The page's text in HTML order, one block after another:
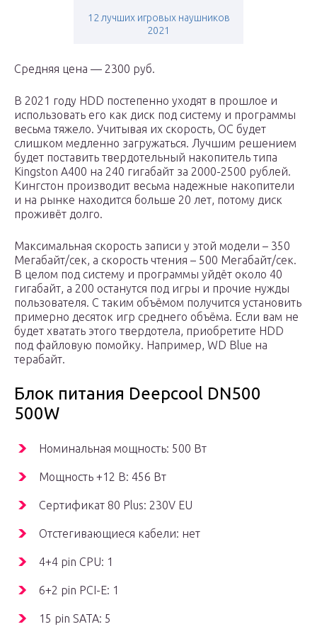
12 лучших игровых наушников
2021
Средняя цена — 2300 руб.
В 2021 году HDD постепенно уходят в прошлое и
использовать его как диск под систему и программы
весьма тяжело. Учитывая их скорость, ОС будет
слишком медленно загружаться. Лучшим решением
будет поставить твердотельный накопитель типа
Kingston A400 на 240 гигабайт за 2000-2500 рублей.
Кингстон производит весьма надежные накопители
и на рынке находится больше 20 лет, потому диск
проживёт долго.
Максимальная скорость записи у этой модели – 350
Мегабайт/сек, а скорость чтения – 500 Мегабайт/сек.
В целом под систему и программы уйдёт около 40
гигабайт, а 200 останутся под игры и прочие нужды
пользователя. С таким объёмом получится установить
примерно десяток игр среднего объёма. Если вам не
будет хватать этого твердотела, приобретите HDD
под файловую помойку. Например, WD Blue на
терабайт.
Блок питания Deepcool DN500
500W
Номинальная мощность: 500 Вт
Мощность +12 В: 456 Вт
Сертификат 80 Plus: 230V EU
Отстегивающиеся кабели: нет
4+4 pin CPU: 1
6+2 pin PCI-E: 1
15 pin SATA: 5